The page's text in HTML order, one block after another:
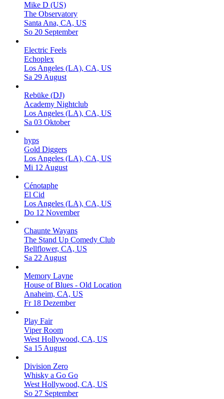
Mike D (US)
The Observatory
Santa Ana, CA, US
So 20 September
Electric Feels
Echoplex
Los Angeles (LA), CA, US
Sa 29 August
Rebūke (DJ)
Academy Nightclub
Los Angeles (LA), CA, US
Sa 03 Oktober
hyps
Gold Diggers
Los Angeles (LA), CA, US
Mi 12 August
Cénotaphe
El Cid
Los Angeles (LA), CA, US
Do 12 November
Chaunte Wayans
The Stand Up Comedy Club
Bellflower, CA, US
Sa 22 August
Memory Layne
House of Blues - Old Location
Anaheim, CA, US
Fr 18 Dezember
Play Fair
Viper Room
West Hollywood, CA, US
Sa 15 August
Division Zero
Whisky a Go Go
West Hollywood, CA, US
So 27 September